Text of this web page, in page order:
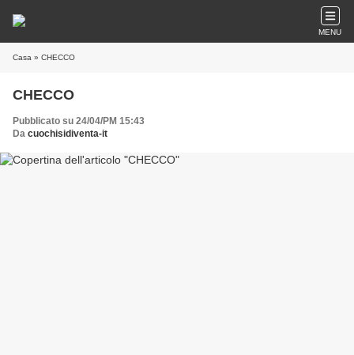
MENU
Casa » CHECCO
CHECCO
Pubblicato su 24/04/PM 15:43
Da cuochisidiventa-it